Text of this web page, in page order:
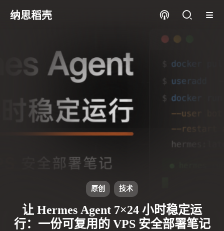
纳思稻壳
原创 技术
让 Hermes Agent 7×24 小时稳定运
行：一份可复用的 VPS 安全部署笔记